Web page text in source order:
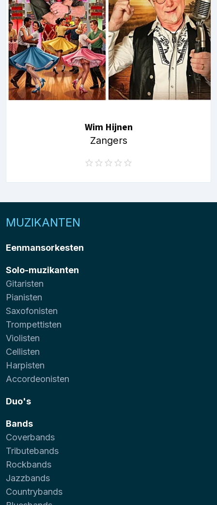
Wim Hijnen
Zangers
MUZIKANTEN
Eenmansorkesten
Solo-muzikanten
Gitaristen
Pianisten
Saxofonisten
Trompettisten
Violisten
Cellisten
Harpisten
Accordeonisten
Duo's
Bands
Coverbands
Tributebands
Rockbands
Jazzbands
Countrybands